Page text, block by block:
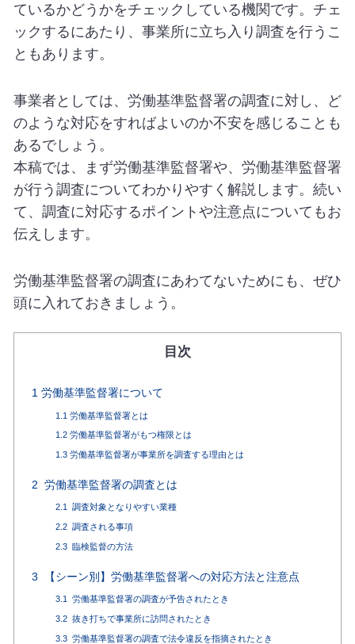
ているかどうかをチェックしている機関です。チェ
ックするにあたり、事業所に立ち入り調査を行うこ
ともあります。
事業者としては、労働基準監督署の調査に対し、ど
のような対応をすればよいのか不安を感じることも
あるでしょう。
本稿では、まず労働基準監督署や、労働基準監督署
が行う調査についてわかりやすく解説します。続い
て、調査に対応するポイントや注意点についてもお
伝えします。
労働基準監督署の調査にあわてないためにも、ぜひ
頭に入れておきましょう。
目次
1 労働基準監督署について
1.1 労働基準監督署とは
1.2 労働基準監督署がもつ権限とは
1.3 労働基準監督署が事業所を調査する理由とは
2 労働基準監督署の調査とは
2.1 調査対象となりやすい業種
2.2 調査される事項
2.3 臨検監督の方法
3 【シーン別】労働基準監督署への対応方法と注意点
3.1 労働基準監督署の調査が予告されたとき
3.2 抜き打ちで事業所に訪問されたとき
3.3 労働基準監督署の調査で法令違反を指摘されたとき